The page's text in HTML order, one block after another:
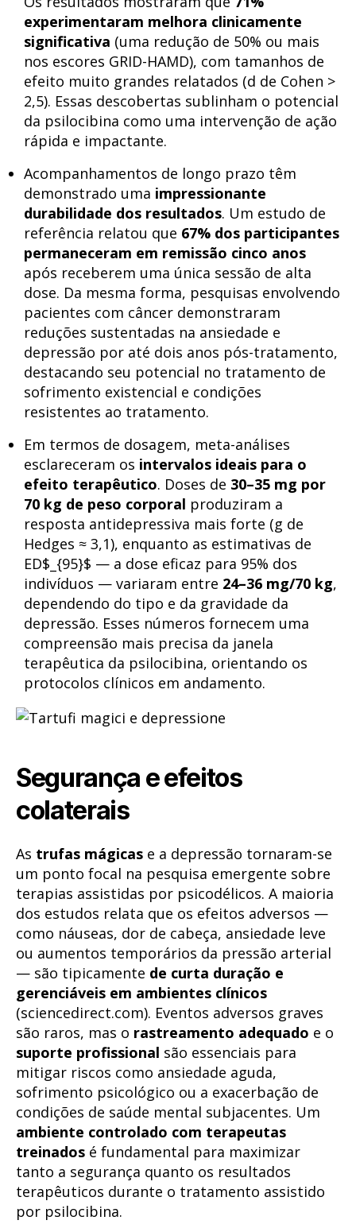
experimentaram melhora clinicamente
significativa (uma redução de 50% ou mais
nos escores GRID-HAMD), com tamanhos de
efeito muito grandes relatados (d de Cohen >
2,5). Essas descobertas sublinham o potencial
da psilocibina como uma intervenção de ação
rápida e impactante.
Acompanhamentos de longo prazo têm
demonstrado uma impressionante
durabilidade dos resultados. Um estudo de
referência relatou que 67% dos participantes
permaneceram em remissão cinco anos
após receberem uma única sessão de alta
dose. Da mesma forma, pesquisas envolvendo
pacientes com câncer demonstraram
reduções sustentadas na ansiedade e
depressão por até dois anos pós-tratamento,
destacando seu potencial no tratamento de
sofrimento existencial e condições
resistentes ao tratamento.
Em termos de dosagem, meta-análises
esclareceram os intervalos ideais para o
efeito terapêutico. Doses de 30–35 mg por
70 kg de peso corporal produziram a
resposta antidepressiva mais forte (g de
Hedges ≈ 3,1), enquanto as estimativas de
ED$_{95}$ — a dose eficaz para 95% dos
indivíduos — variaram entre 24–36 mg/70 kg,
dependendo do tipo e da gravidade da
depressão. Esses números fornecem uma
compreensão mais precisa da janela
terapêutica da psilocibina, orientando os
protocolos clínicos em andamento.
Segurança e efeitos
colaterais
As trufas mágicas e a depressão tornaram-se
um ponto focal na pesquisa emergente sobre
terapias assistidas por psicodélicos. A maioria
dos estudos relata que os efeitos adversos —
como náuseas, dor de cabeça, ansiedade leve
ou aumentos temporários da pressão arterial
— são tipicamente de curta duração e
gerenciáveis em ambientes clínicos
(sciencedirect.com). Eventos adversos graves
são raros, mas o rastreamento adequado e o
suporte profissional são essenciais para
mitigar riscos como ansiedade aguda,
sofrimento psicológico ou a exacerbação de
condições de saúde mental subjacentes. Um
ambiente controlado com terapeutas
treinados é fundamental para maximizar
tanto a segurança quanto os resultados
terapêuticos durante o tratamento assistido
por psilocibina.